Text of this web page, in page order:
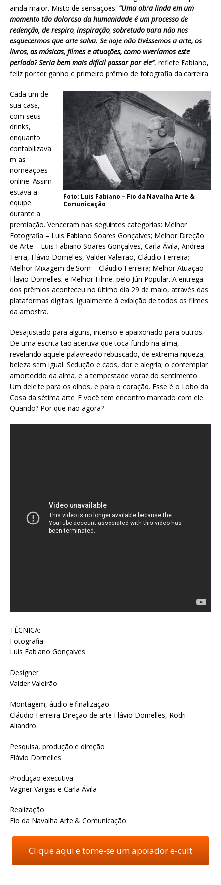
ainda maior. Misto de sensações. “Uma obra linda em um
momento tão doloroso da humanidade é um processo de
redenção, de respiro, inspiração, sobretudo para não nos
esquecermos que arte salva. Se hoje não tivéssemos a arte, os
livros, as músicas, filmes e atuações, como viveríamos este
período? Seria bem mais difícil passar por ele”, reflete Fabiano,
feliz por ter ganho o primeiro prêmio de fotografia da carreira.
Foto: Luis Fabiano – Fio da Navalha Arte &
Comunicação
Cada um de
sua casa,
com seus
drinks,
enquanto
contabilizava
m as
nomeações
online. Assim
estava a
equipe
durante a
premiação. Venceram nas seguintes categorias: Melhor
Fotografia – Luis Fabiano Soares Gonçalves; Melhor Direção
de Arte – Luis Fabiano Soares Gonçalves, Carla Ávila, Andrea
Terra, Flávio Dornelles, Valder Valeirão, Cláudio Ferreira;
Melhor Mixagem de Som – Cláudio Ferreira; Melhor Atuação –
Flavio Dornelles; e Melhor Filme, pelo Júri Popular. A entrega
dos prêmios aconteceu no último dia 29 de maio, através das
plataformas digitais, igualmente à exibição de todos os filmes
da amostra.
Desajustado para alguns, intenso e apaixonado para outros.
De uma escrita tão acertiva que toca fundo na alma,
revelando aquele palavreado rebuscado, de extrema riqueza,
beleza sem igual. Sedução e caos, dor e alegria; o contemplar
amortecido da alma, e a tempestade voraz do sentimento…
Um deleite para os olhos, e para o coração. Esse é o Lobo da
Cosa da sétima arte. E você tem encontro marcado com ele.
Quando? Por que não agora?
TÉCNICA:
Fotografia
Luís Fabiano Gonçalves
Designer
Valder Valeirão
Montagem, áudio e finalização
Cláudio Ferreira Direção de arte Flávio Dornelles, Rodri
Aliandro
Pesquisa, produção e direção
Flávio Dornelles
Produção executiva
Vagner Vargas e Carla Ávila
Realização
Fio da Navalha Arte & Comunicação.
Clique aqui e torne-se um apoiador e-cult